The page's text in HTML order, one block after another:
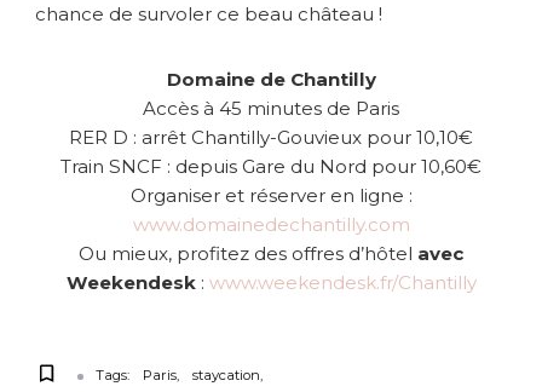
chance de survoler ce beau château !
Domaine de Chantilly
Accès à 45 minutes de Paris
RER D : arrêt Chantilly-Gouvieux pour 10,10€
Train SNCF : depuis Gare du Nord pour 10,60€
Organiser et réserver en ligne :
www.domainedechantilly.com
Ou mieux, profitez des offres d’hôtel avec
Weekendesk: www.weekendesk.fr/Chantilly
Tags: Paris staycation